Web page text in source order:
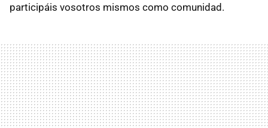
participáis vosotros mismos como comunidad.